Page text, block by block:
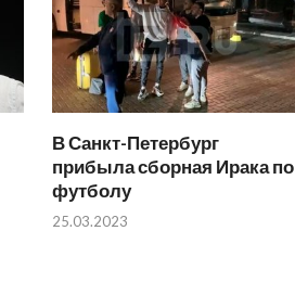
В Санкт-Петербург
прибыла сборная Ирака по
футболу
25.03.2023